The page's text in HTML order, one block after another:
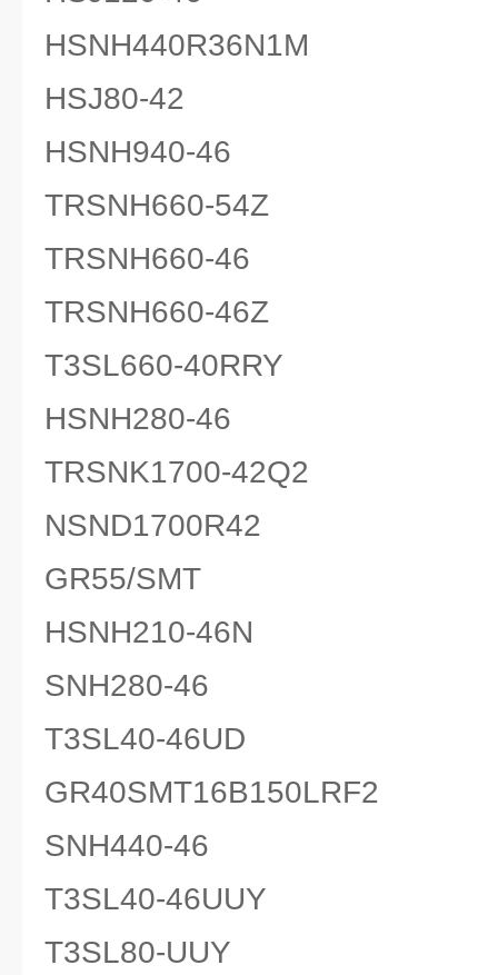
HSNH440R36N1M
HSJ80-42
HSNH940-46
TRSNH660-54Z
TRSNH660-46
TRSNH660-46Z
T3SL660-40RRY
HSNH280-46
TRSNK1700-42Q2
NSND1700R42
GR55/SMT
HSNH210-46N
SNH280-46
T3SL40-46UD
GR40SMT16B150LRF2
SNH440-46
T3SL40-46UUY
T3SL80-UUY